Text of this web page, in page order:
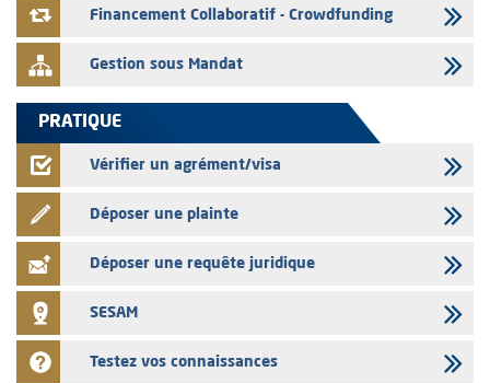
à l'augmentation de capital réservée aux salariés du groupe
Financement Collaboratif - Crowdfunding
Gestion sous Mandat
PRATIQUE
Vérifier un agrément/visa
Déposer une plainte
Déposer une requête juridique
SESAM
Testez vos connaissances